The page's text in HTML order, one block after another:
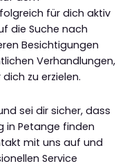
für dich aktiv
die Suche nach
Besichtigungen
Verhandlungen,
zu erzielen.
sei dir sicher, dass
in Petange finden
mit uns auf und
Service